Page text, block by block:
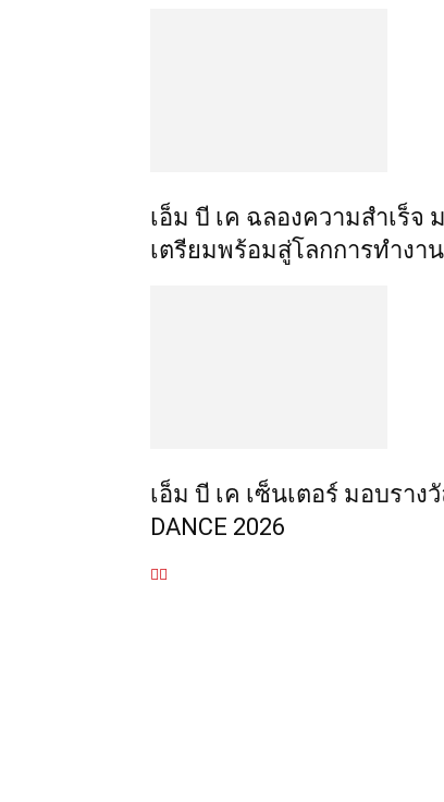
เอ็ม บี เค ฉลองความสำเร็
เตรียมพร้อมสู่โลกการทำงาน
เอ็ม บี เค เซ็นเตอร์ มอบรา
DANCE 2026